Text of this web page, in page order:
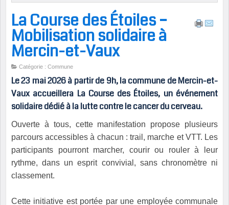
La Course des Étoiles –
Mobilisation solidaire à
Mercin-et-Vaux
Catégorie : Commune
Le 23 mai 2026 à partir de 9h, la commune deMercin-et-
Vauxaccueillera La Course des Étoiles, un événement
solidaire dédié à la lutte contre le cancer du cerveau.
Ouverte à tous, cette manifestation propose plusieurs
parcours accessibles à chacun : trail, marche et VTT. Les
participants pourront marcher, courir ou rouler à leur
rythme, dans un esprit convivial, sans chronomètre ni
classement.
Cette initiative est portée par une employée communale